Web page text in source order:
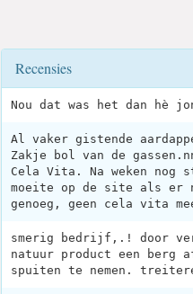
Recensies
Nou dat was het dan hè
Al vaker gistende
Zakje bol van de
Cela Vita. Na weken nog
moeite op de site als er
genoeg, geen cela vita
smerig bedrijf,.! door
natuur product een berg
spuiten te nemen.